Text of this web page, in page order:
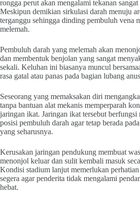
rongga perut akan mengalami tekanan sangat
Meskipun demikian sirkulasi darah menuju
terganggu sehingga dinding pembuluh vena
melemah.
Pembuluh darah yang melemah akan
dan membentuk benjolan yang sangat
sekali. Keluhan ini biasanya muncul
rasa gatal atau panas pada bagian lubang
Seseorang yang memaksakan diri
tanpa bantuan alat mekanis memperparah
jaringan ikat. Jaringan ikat tersebut berfungsi
posisi pembuluh darah agar tetap berada
yang seharusnya.
Kerusakan jaringan pendukung membuat
menonjol keluar dan sulit kembali masuk
Kondisi stadium lanjut memerlukan
segera agar penderita tidak mengalami
hebat.